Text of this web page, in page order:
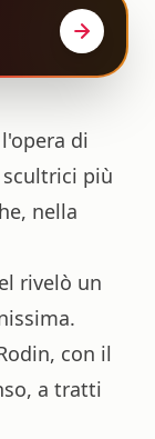
di
scultrici più
nella
rivelò un
con il
a tratti